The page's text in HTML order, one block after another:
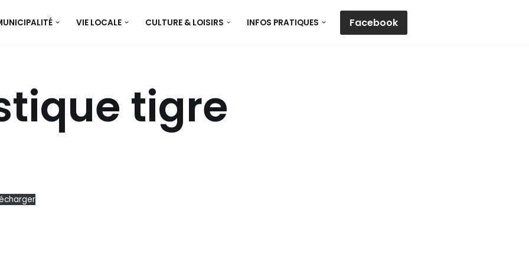
VIE LOCALE CULTURE & LOISIRS INFOS PRATIQUES Facebook
tigre